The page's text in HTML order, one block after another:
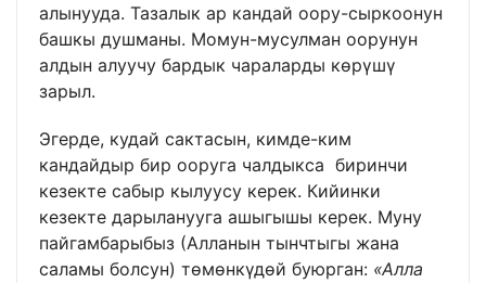
алынууда. Тазалык ар кандай оору-сыркоонун
башкы душманы. Момун-мусулман оорунун
алдын алуучу бардык чараларды көрүшү
зарыл.
Эгерде, кудай сактасын, кимде-ким
кандайдыр бир ооруга чалдыкса биринчи
кезекте сабыр кылуусу керек. Кийинки
кезекте дарыланууга ашыгышы керек. Муну
пайгамбарыбыз (Алланын тынчтыгы жана
саламы болсун) төмөнкүдөй буюрган: «Алла